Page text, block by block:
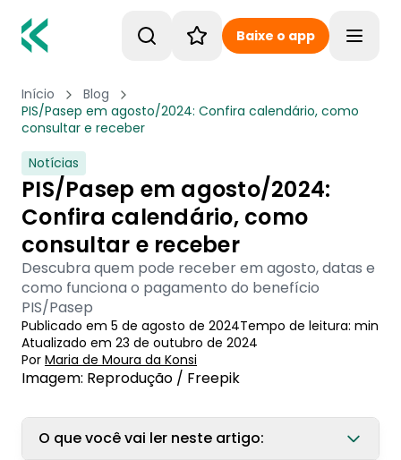
Baixe o app
Início
Blog
PIS/Pasep em agosto/2024: Confira calendário, como
consultar e receber
Notícias
PIS/Pasep em agosto/2024:
Confira calendário, como
consultar e receber
Descubra quem pode receber em agosto, datas e
como funciona o pagamento do benefício
PIS/Pasep
Publicado em 5 de agosto de 2024Tempo de leitura: min
Atualizado em 23 de outubro de 2024
Por Maria de Moura da Konsi
Imagem: Reprodução / Freepik
O que você vai ler neste artigo: